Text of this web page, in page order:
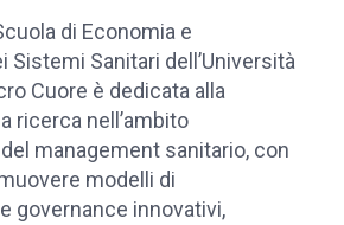
di Economia e
Sistemi Sanitari dell’Università
Cuore è dedicata alla
ricerca nell’ambito
management sanitario, con
modelli di
governance innovativi,